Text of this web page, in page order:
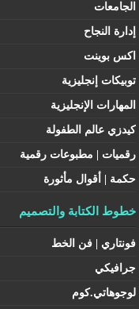
الجامعات
إدارة النجاح
اكس بوينت
توبيكات إنجليزية
المهارات الإنجليزية
كيدزي عالم الطفولة
رقميات | مطبوعات رقمية
حكمة | أقوال مأثورة
خطوط الكتابة والتصميم
فونتاري | فن الخط
جرافيكي
لوجوهاتي.كوم